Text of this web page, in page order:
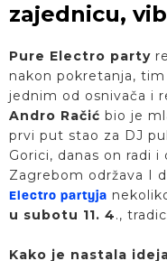
zajednicu,
Pure Electro party
nakon pokretanja,
jednim od osnivača i
Andro Račić bio je
prvi put stao za DJ
Gorici, danas on radi
Zagrebom održava I
Electro partyja
u subotu 11. 4.,
Kako je nastala